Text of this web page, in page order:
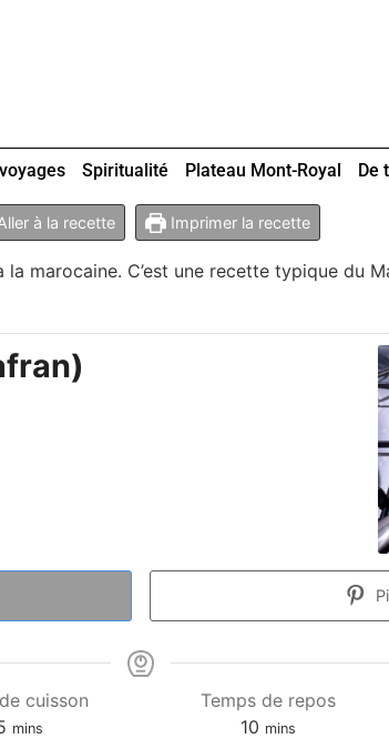
Spiritualité Plateau Mont-Royal De
à la recette Imprimer la recette
marocaine. C’est une recette typique du
cuisson
mins
Temps de repos
10 mins